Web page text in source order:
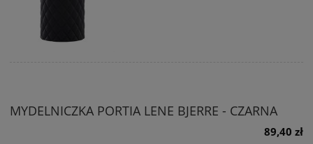
MYDELNICZKA PORTIA LENE BJERRE - CZARNA
89,40 zł